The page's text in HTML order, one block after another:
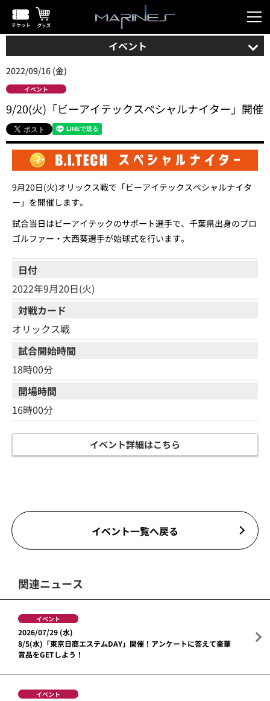
イベント
2022/09/16 (金)
イベント
9/20(火)「ビーアイテックスペシャルナイター」開催
9月20日(火)オリックス戦で「ビーアイテックスペシャルナイタ
ー」を開催します。
試合当日はビーアイテックのサポート選手で、千葉県出身のプロ
ゴルファー・大西葵選手が始球式を行います。
日付
2022年9月20日(火)
対戦カード
オリックス戦
試合開始時間
18時00分
開場時間
16時00分
イベント詳細はこちら
イベント一覧へ戻る
関連ニュース
イベント
2026/07/29 (水)
8/5(水)「東京日商エステムDAY」開催！アンケートに答えて豪華
賞品をGETしよう！
イベント